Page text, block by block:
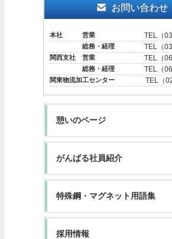
お問い合わせ
本社 営業 TEL（
総務・経理 TEL（
関西支社 営業 TEL（
総務・経理 TEL（
関東物流加工センター TEL（
憩いのページ
がんばる社員紹介
特殊鋼・マグネット用語集
採用情報